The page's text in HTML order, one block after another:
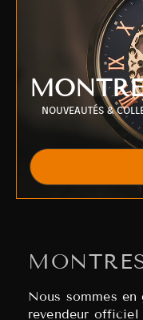
NOUVEAUTÉS &
Nous sommes
revendeur